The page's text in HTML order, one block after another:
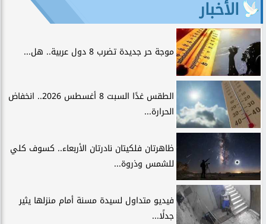
الأخبار
موجة حر جديدة تضرب 8 دول عربية.. هل...
الطقس غدًا السبت 8 أغسطس 2026.. انخفاض
الحرارة...
ظاهرتان فلكيتان نادرتان الأربعاء.. كسوف كلي
للشمس وذروة...
فيديو متداول لسيدة مسنة أمام منزلها يثير
جدلًا...